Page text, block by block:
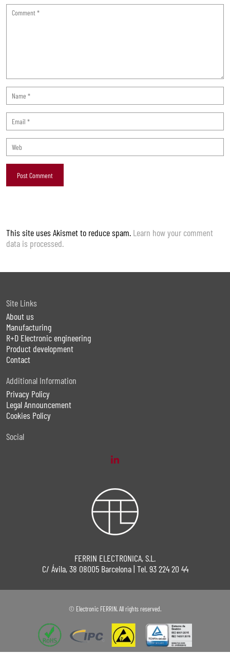
This site uses Akismet to reduce spam. Learn how your comment
data is processed.
Site Links
About us
Manufacturing
R+D Electronic engineering
Product development
Contact
Additional Information
Privacy Policy
Legal Announcement
Cookies Policy
Social
FERRIN ELECTRONICA, S.L.
C/ Ávila, 38 08005 Barcelona | Tel. 93 224 20 44
© Electronic FERRIN. All rights reserved.